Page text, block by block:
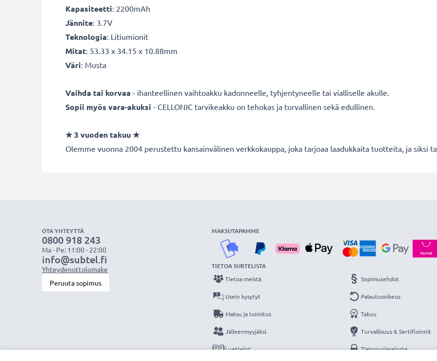
Kapasiteetti: 2200mAh
Jännite: 3.7V
Teknologia: Litiumionit
Mitat: 53.33 x 34.15 x 10.88mm
Väri: Musta
Vaihda tai korvaa - ihanteellinen vaihtoakku kadonneelle, tyhjentyneelle tai vialliselle akulle.
Sopii myös vara-akuksi - CELLONIC tarvikeakku on tehokas ja turvallinen sekä edullinen.
★3 vuoden takuu★
Olemme vuonna 2004 perustettu kansainvälinen verkkokauppa, joka tarjoaa laadukkaita tuotteita, ja siksi
OTA YHTEYTTÄ
0800 918 243
Ma - Pe: 11:00 - 22:00
info@subtel.fi
Yhteydenottolomake
Peruuta sopimus
MAKSUTAPAMME
TIETOA SUBTELISTA
Tietoa meistä
Usein kysytyt
Maksu ja toimitus
Jälleenmyyjäksi
Luettelot
Sopimusehdot
Palautusoikeus
Takuu
Turvallisuus & Sertifioinnit
Tietosuojaseloste